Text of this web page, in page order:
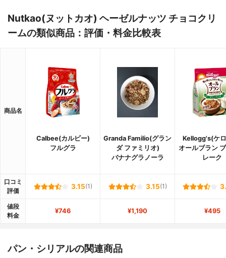
Nutkao(ヌットカオ) ヘーゼルナッツ チョコクリ
ームの類似商品：評価・料金比較表
商品名
Calbee(カルビー)
フルグラ
Granda Familio(グラン
ダ ファミリオ)
バナナグラノーラ
Kellogg's(ケ
オールブラン
レーク
口コミ
評価
3.15(1) 3.15(1)
値段
料金
¥746 ¥1,190 ¥495
パン・シリアルの関連商品